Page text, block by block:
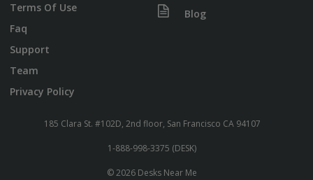
Terms Of Use
Faq
Support
Team
Privacy Policy
Blog
185 Clara St. #102D, 2nd floor, San Francisco CA 94107
1-888-998-3375 (DESK)
© 2026 Desks Near Me